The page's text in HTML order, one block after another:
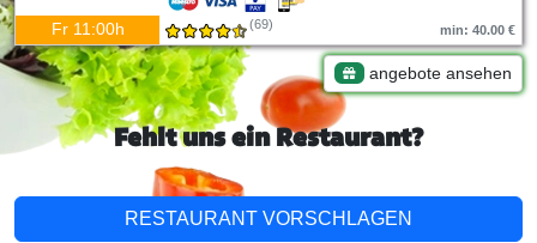
Fr 11:00h (69) min: 40.00 €
angebote ansehen
Fehlt uns ein Restaurant?
RESTAURANT VORSCHLAGEN